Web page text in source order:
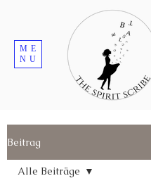
ME
NU
Beitrag
Alle Beiträge